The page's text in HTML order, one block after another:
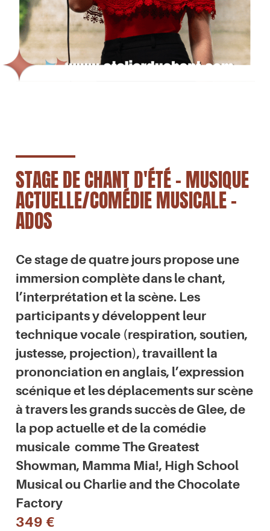
STAGE DE CHANT D'ÉTÉ - MUSIQUE
ACTUELLE/COMÉDIE MUSICALE -
ADOS
Ce stage de quatre jours propose une
immersion complète dans le chant,
l’interprétation et la scène. Les
participants y développent leur
technique vocale (respiration, soutien,
justesse, projection), travaillent la
prononciation en anglais, l’expression
scénique et les déplacements sur scène
à travers les grands succès de Glee, de
la pop actuelle et de la comédie
musicale comme The Greatest
Showman, Mamma Mia!, High School
Musical ou Charlie and the Chocolate
Factory
349 €